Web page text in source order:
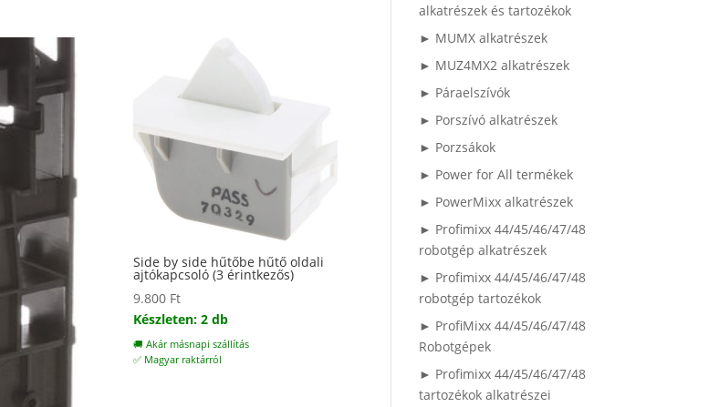
Side by side hűtőbe hűtő oldali
ajtókapcsoló (3 érintkezős)
9.800 Ft
Készleten: 2 db
🚚 Akár másnapi szállítás
✅ Magyar raktárról
alkatrészek és tartozékok
► MUMX alkatrészek
► MUZ4MX2 alkatrészek
► Páraelszívók
► Porszívó alkatrészek
► Porzsákok
► Power for All termékek
► PowerMixx alkatrészek
► Profimixx 44/45/46/47/48
robotgép alkatrészek
► Profimixx 44/45/46/47/48
robotgép tartozékok
► ProfiMixx 44/45/46/47/48
Robotgépek
► Profimixx 44/45/46/47/48
tartozékok alkatrészei